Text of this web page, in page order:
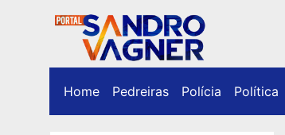
Home Pedreiras Polícia Política